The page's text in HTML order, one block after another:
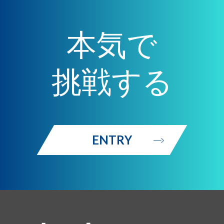
本気で
挑戦する
ENTRY